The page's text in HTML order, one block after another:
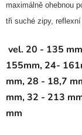
maximálně ohebnou
tři suché zipy,
vel. 20 - 135
155mm, 24-
mm, 28 - 18,7
mm, 32 - 213
mm